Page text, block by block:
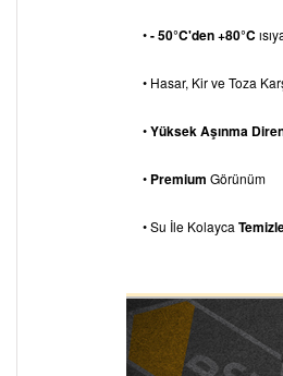
•- 50°C'den +80°C
• Hasar, Kir ve Toza
•Yüksek Aşınma
• Premium Görünüm
• Su İle Kolayca